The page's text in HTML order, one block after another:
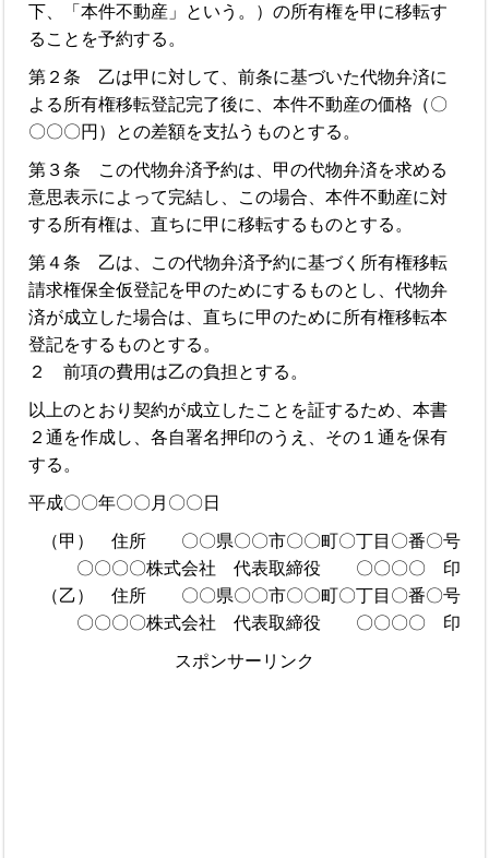
下、「本件不動産」という。）の所有権を甲に移転す
ることを予約する。
第２条 乙は甲に対して、前条に基づいた代物弁済に
よる所有権移転登記完了後に、本件不動産の価格（〇
〇〇〇円）との差額を支払うものとする。
第３条 この代物弁済予約は、甲の代物弁済を求める
意思表示によって完結し、この場合、本件不動産に対
する所有権は、直ちに甲に移転するものとする。
第４条 乙は、この代物弁済予約に基づく所有権移転
請求権保全仮登記を甲のためにするものとし、代物弁
済が成立した場合は、直ちに甲のために所有権移転本
登記をするものとする。
２ 前項の費用は乙の負担とする。
以上のとおり契約が成立したことを証するため、本書
２通を作成し、各自署名押印のうえ、その１通を保有
する。
平成〇〇年〇〇月〇〇日
（甲） 住所 〇〇県〇〇市〇〇町〇丁目〇番〇号
〇〇〇〇株式会社 代表取締役 〇〇〇〇 印
（乙） 住所 〇〇県〇〇市〇〇町〇丁目〇番〇号
〇〇〇〇株式会社 代表取締役 〇〇〇〇 印
スポンサーリンク